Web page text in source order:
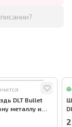
DLT Bullet
металлу и